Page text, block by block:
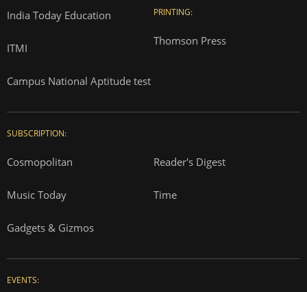
India Today Education
ITMI
Campus National Aptitude test
PRINTING:
Thomson Press
SUBSCRIPTION:
Cosmopolitan Reader's Digest
Music Today Time
Gadgets & Gizmos
EVENTS: